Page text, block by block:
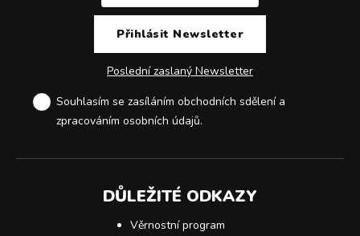
Poslední zaslaný Newsletter
Souhlasím se zasíláním obchodních sdělení a
zpracováním osobních údajů.
DŮLEŽITÉ ODKAZY
Věrnostní program